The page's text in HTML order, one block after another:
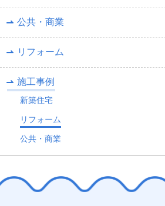
公共・商業
リフォーム
施工事例
新築住宅
リフォーム
公共・商業